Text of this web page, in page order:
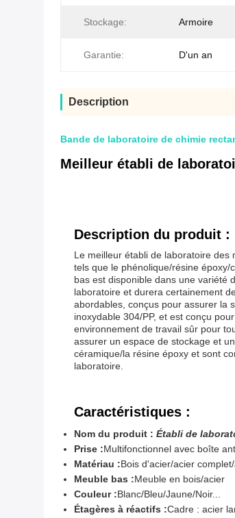
Stockage: Armoire
Garantie: D'un an
Description
Bande de laboratoire de chimie
Meilleur établi de
Description du produit :
Le meilleur établi de laboratoire
tels que le phénolique/résine
bas est disponible dans une variété
laboratoire et durera certainement
abordables, conçus pour assurer la
inoxydable 304/PP, et est conçu
environnement de travail sûr pour
assurer un espace de stockage et
céramique/la résine époxy et sont
laboratoire.
Caractéristiques :
Nom du produit : Établi de
Prise :Multifonctionnel avec boîte
Matériau :Bois d'acier/acier
Meuble bas :Meuble en bois/acier
Couleur :Blanc/Bleu/Jaune/Noir...
Étagères à réactifs :Cadre : acier